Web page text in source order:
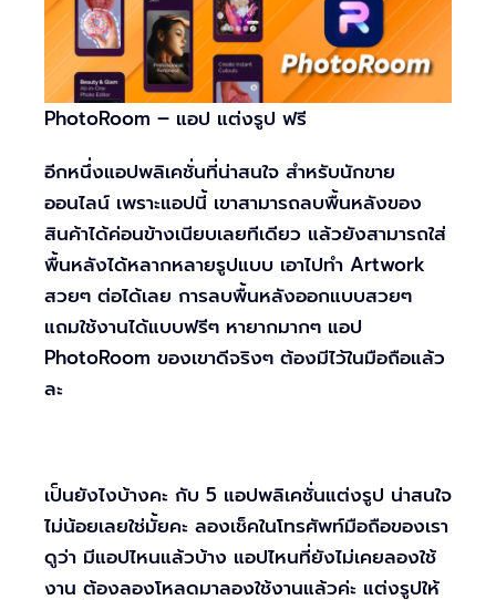
PhotoRoom – แอป แต่งรูป ฟรี
อีกหนึ่งแอปพลิเคชั่นที่น่าสนใจ สำหรับนักขาย
ออนไลน์ เพราะแอปนี้ เขาสามารถลบพื้นหลังของ
สินค้าได้ค่อนข้างเนียบเลยทีเดียว แล้วยังสามารถใส่
พื้นหลังได้หลากหลายรูปแบบ เอาไปทำ Artwork
สวยๆ ต่อได้เลย การลบพื้นหลังออกแบบสวยๆ
แถมใช้งานได้แบบฟรีๆ หายากมากๆ แอป
PhotoRoom ของเขาดีจริงๆ ต้องมีไว้ในมือถือแล้ว
ละ
เป็นยังไงบ้างคะ กับ 5 แอปพลิเคชั่นแต่งรูป น่าสนใจ
ไม่น้อยเลยใช่มั้ยคะ ลองเช็คในโทรศัพท์มือถือของเรา
ดูว่า มีแอปไหนแล้วบ้าง แอปไหนที่ยังไม่เคยลองใช้
งาน ต้องลองโหลดมาลองใช้งานแล้วค่ะ แต่งรูปให้